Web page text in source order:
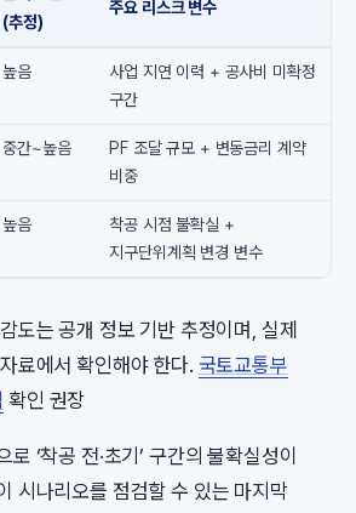
(추정)
주요 리스크 변수
높음
사업 지연 이력 + 공사비 미확정
구간
중간~높음
PF 조달 규모 + 변동금리 계약
비중
높음
착공 시점 불확실 +
지구단위계획 변경 변수
도는 공개 정보 기반 추정이며, 실제
료에서 확인해야 한다. 국토교통부
확인 권장
‘착공 전·초기’ 구간의 불확실성이
시나리오를 점검할 수 있는 마지막